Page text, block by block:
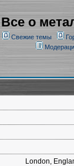
Все о
Свежие темы
London,